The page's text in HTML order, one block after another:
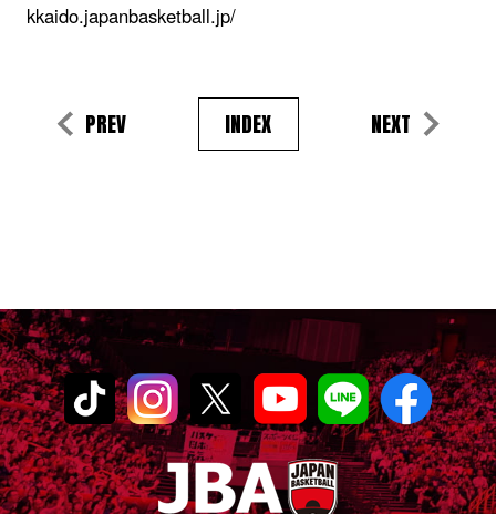
kkaido.japanbasketball.jp/
PREV INDEX NEXT